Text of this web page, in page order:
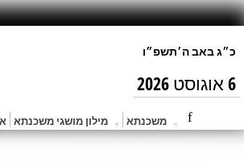
6 אוגוסט 2026
משכנתא מילון מושגי משכנתא